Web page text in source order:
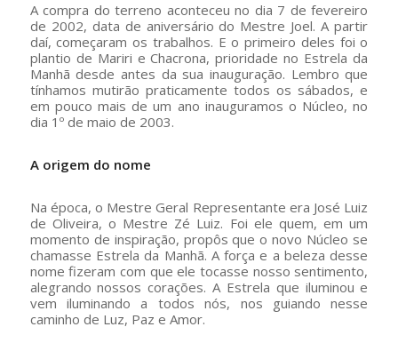
A compra do terreno aconteceu no dia 7 de fevereiro
de 2002, data de aniversário do Mestre Joel. A partir
daí, começaram os trabalhos. E o primeiro deles foi o
plantio de Mariri e Chacrona, prioridade no Estrela da
Manhã desde antes da sua inauguração. Lembro que
tínhamos mutirão praticamente todos os sábados, e
em pouco mais de um ano inauguramos o Núcleo, no
dia 1º de maio de 2003.
A origem do nome
Na época, o Mestre Geral Representante era José Luiz
de Oliveira, o Mestre Zé Luiz. Foi ele quem, em um
momento de inspiração, propôs que o novo Núcleo se
chamasse Estrela da Manhã. A força e a beleza desse
nome fizeram com que ele tocasse nosso sentimento,
alegrando nossos corações. A Estrela que iluminou e
vem iluminando a todos nós, nos guiando nesse
caminho de Luz, Paz e Amor.